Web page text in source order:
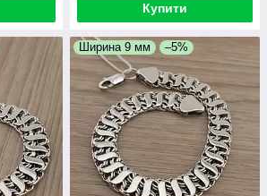
Купити
Ширина 9 мм –5%